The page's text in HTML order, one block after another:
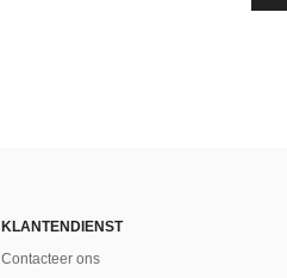
KLANTENDIENST
Contacteer ons